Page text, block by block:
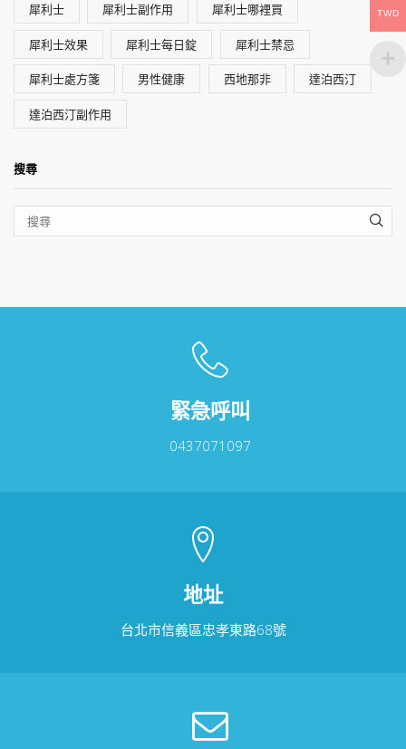
犀利士 犀利士副作用 犀利士哪裡買
犀利士效果 犀利士每日錠 犀利士禁忌
犀利士處方箋 男性健康 西地那非 達泊西汀
達泊西汀副作用
搜尋
緊急呼叫
0437071097
地址
台北市信義區忠孝東路68號
TWD